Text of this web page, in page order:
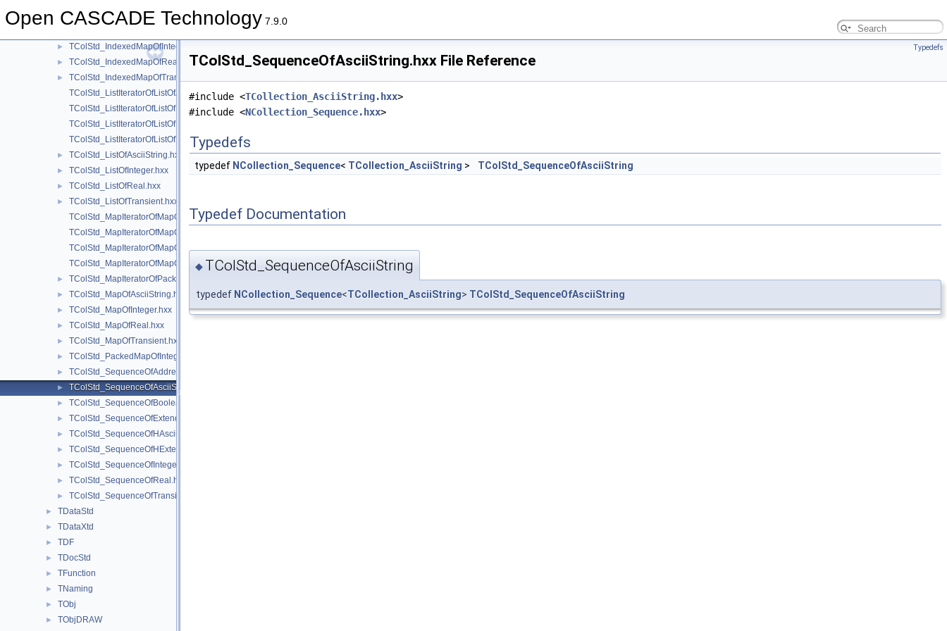
Open CASCADE Technology 7.9.0
► TColStd_IndexedDataMapOfStringString.hxx
TColStd_IndexedDataMapOfTransientTransient.hxx
► TColStd_IndexedMapOfInteger.hxx
► TColStd_IndexedMapOfReal.hxx
►
TColStd_IndexedMapOfTransient.hxx
TColStd_ListIteratorOfListOfAsciiString.hxx
TColStd_ListIteratorOfListOfInteger.hxx
TColStd_ListIteratorOfListOfReal.hxx
TColStd_ListIteratorOfListOfTransient.hxx
► TColStd_ListOfAsciiString.hxx
► TColStd_ListOfInteger.hxx
► TColStd_ListOfReal.hxx
►
TColStd_ListOfTransient.hxx
TColStd_MapIteratorOfMapOfAsciiString.hxx
TColStd_MapIteratorOfMapOfInteger.hxx
TColStd_MapIteratorOfMapOfReal.hxx
TColStd_MapIteratorOfMapOfTransient.hxx
► TColStd_MapIteratorOfPackedMapOfInteger.hxx
► TColStd_MapOfAsciiString.hxx
► TColStd_MapOfInteger.hxx
► TColStd_MapOfReal.hxx
► TColStd_MapOfTransient.hxx
► TColStd_PackedMapOfInteger.hxx
► TColStd_SequenceOfAddress.hxx
► TColStd_SequenceOfAsciiString.hxx
► TColStd_SequenceOfBoolean.hxx
► TColStd_SequenceOfExtendedString.hxx
► TColStd_SequenceOfHAsciiString.hxx
► TColStd_SequenceOfHExtendedString.hxx
► TColStd_SequenceOfInteger.hxx
► TColStd_SequenceOfReal.hxx
► TColStd_SequenceOfTransient.hxx
► TDataStd
► TDataXtd
► TDF
► TDocStd
► TFunction
► TNaming
► TObj
►
TObjDRAW
Typedefs
TColStd_SequenceOfAsciiString.hxx File Reference
#include <TCollection_AsciiString.hxx>
#include <NCollection_Sequence.hxx>
Typedefs
typedef NCollection_Sequence< TCollection_AsciiString > TColStd_SequenceOfAsciiString
Typedef Documentation
◆ TColStd_SequenceOfAsciiString
typedef NCollection_Sequence<TCollection_AsciiString> TColStd_SequenceOfAsciiString